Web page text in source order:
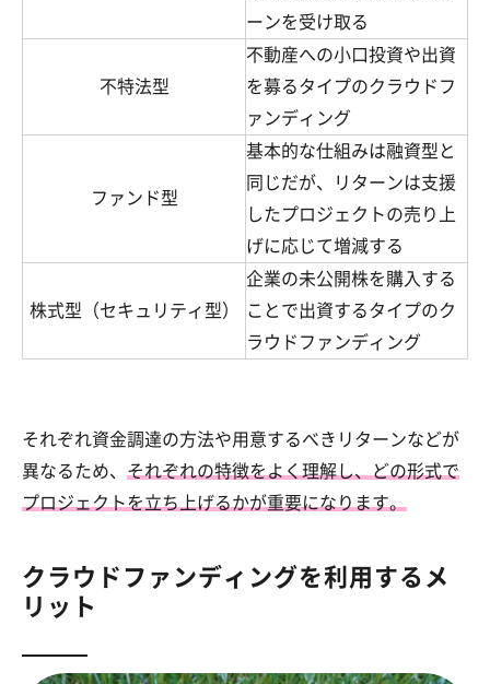
ーンを受け取る
不特法型
不動産への小口投資や出資
を募るタイプのクラウドフ
ァンディング
ファンド型
基本的な仕組みは融資型と
同じだが、リターンは支援
したプロジェクトの売り上
げに応じて増減する
株式型（セキュリティ型）
企業の未公開株を購入する
ことで出資するタイプのク
ラウドファンディング
それぞれ資金調達の方法や用意するべきリターンなどが
異なるため、 それぞれの特徴をよく理解し、どの形式で
プロジェクトを立ち上げるかが重要になります。
クラウドファンディングを利用するメ
リット